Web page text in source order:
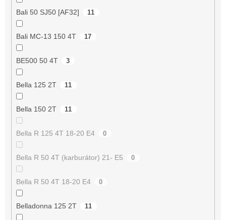
Bali 50 SJ50 [AF32] 11
Bali MC-13 150 4T 17
BE500 50 4T 3
Bella 125 2T 11
Bella 150 2T 11
Bella R 125 4T 18-20 E4 0
Bella R 50 4T (karburátor) 21- E5 0
Bella R 50 4T 18-20 E4 0
Belladonna 125 2T 11